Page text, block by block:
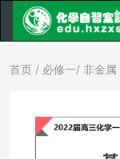
首页 / 必修一/ 非金属